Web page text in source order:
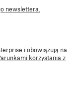
newslettera.
i obowiązują na
korzystania z